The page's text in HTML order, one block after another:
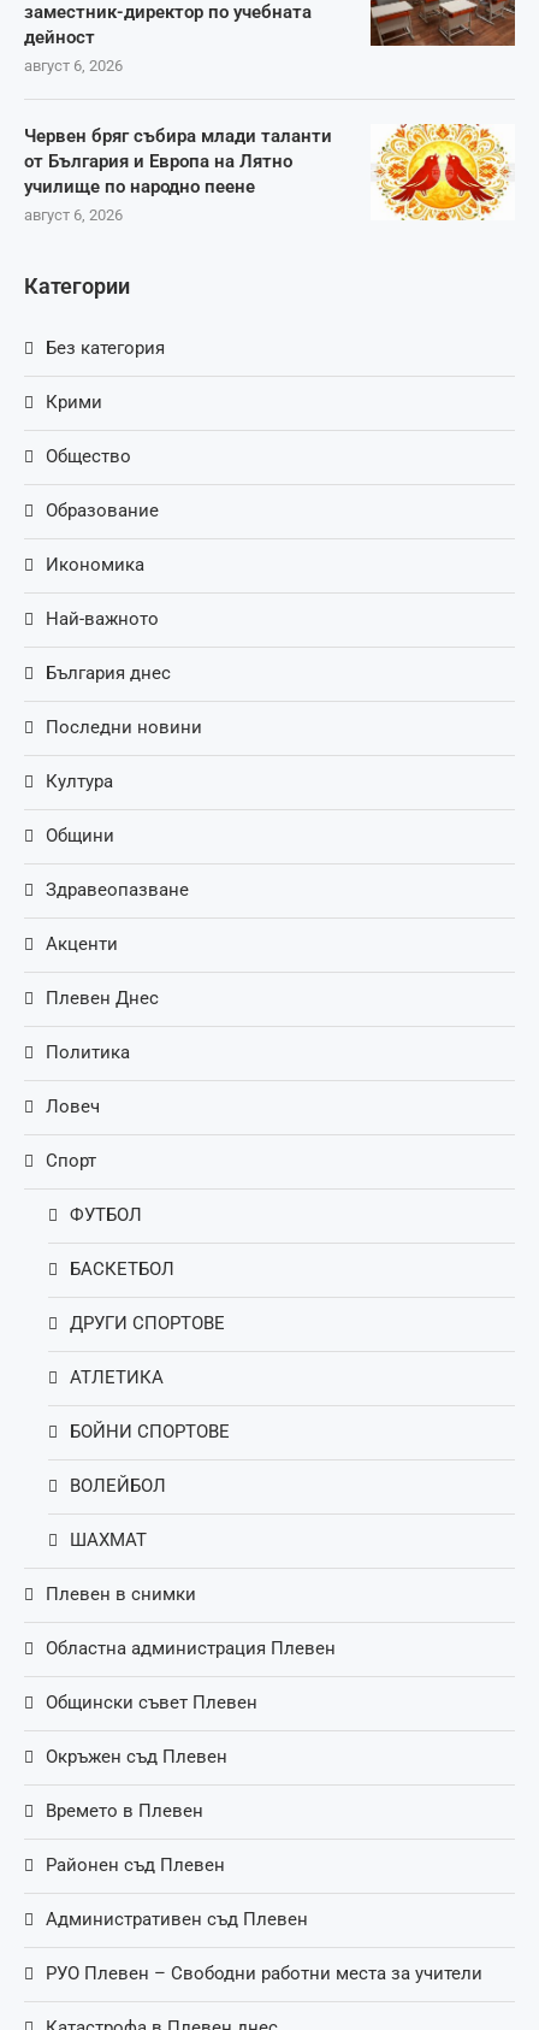
заместник-директор по учебната
дейност
август 6, 2026
Червен бряг събира млади таланти
от България и Европа на Лятно
училище по народно пеене
август 6, 2026
Категории
Без категория
Крими
Общество
Образование
Икономика
Най-важното
България днес
Последни новини
Култура
Общини
Здравеопазване
Акценти
Плевен Днес
Политика
Ловеч
Спорт
ФУТБОЛ
БАСКЕТБОЛ
ДРУГИ СПОРТОВЕ
АТЛЕТИКА
БОЙНИ СПОРТОВЕ
ВОЛЕЙБОЛ
ШАХМАТ
Плевен в снимки
Областна администрация Плевен
Общински съвет Плевен
Окръжен съд Плевен
Времето в Плевен
Районен съд Плевен
Административен съд Плевен
РУО Плевен – Свободни работни места за учители